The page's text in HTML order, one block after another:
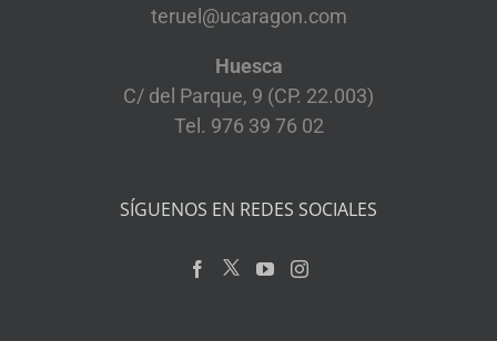
teruel@ucaragon.com
Huesca
C/ del Parque, 9 (CP. 22.003)
Tel. 976 39 76 02
SÍGUENOS EN REDES SOCIALES